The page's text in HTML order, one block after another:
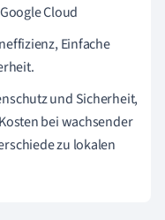
Cloud
Einfache
und Sicherheit,
bei wachsender
zu lokalen